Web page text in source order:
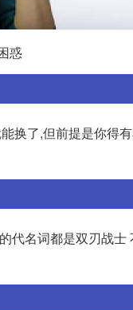
惑
换了,但前提是你得
代名词都是双刃战